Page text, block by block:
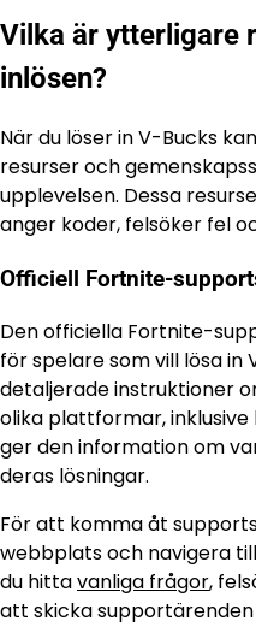
Vilka är ytterligare
inlösen?
När du löser in V-Bucks
resurser och
upplevelsen. Dessa
anger koder, felsöker fel
Officiell Fortnite-
Den officiella Fortnite-
för spelare som vill lösa in
detaljerade instruktioner
olika plattformar, inklusive
ger den information om
deras lösningar.
För att komma åt
webbplats och navigera
du hittavanliga frågor,
att skicka